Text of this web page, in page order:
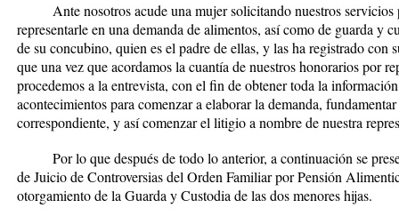
Ante nosotros acude una mujer solicitando nuestros servicios
representarle en una demanda de alimentos, así como de guarda y
de su concubino, quien es el padre de ellas, y las ha registrado
que una vez que acordamos la cuantía de nuestros honorarios por
procedemos a la entrevista, con el fin de obtener toda la
acontecimientos para comenzar a elaborar la demanda,
correspondiente, y así comenzar el litigio a nombre de nuestra
Por lo que después de todo lo anterior, a continuación se
de Juicio de Controversias del Orden Familiar por Pensión
otorgamiento de la Guarda y Custodia de las dos menores hijas.